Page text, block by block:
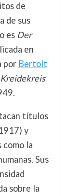
de
de sus
es Der
en
por Bertolt
títulos
y
la
Sus
sobre la